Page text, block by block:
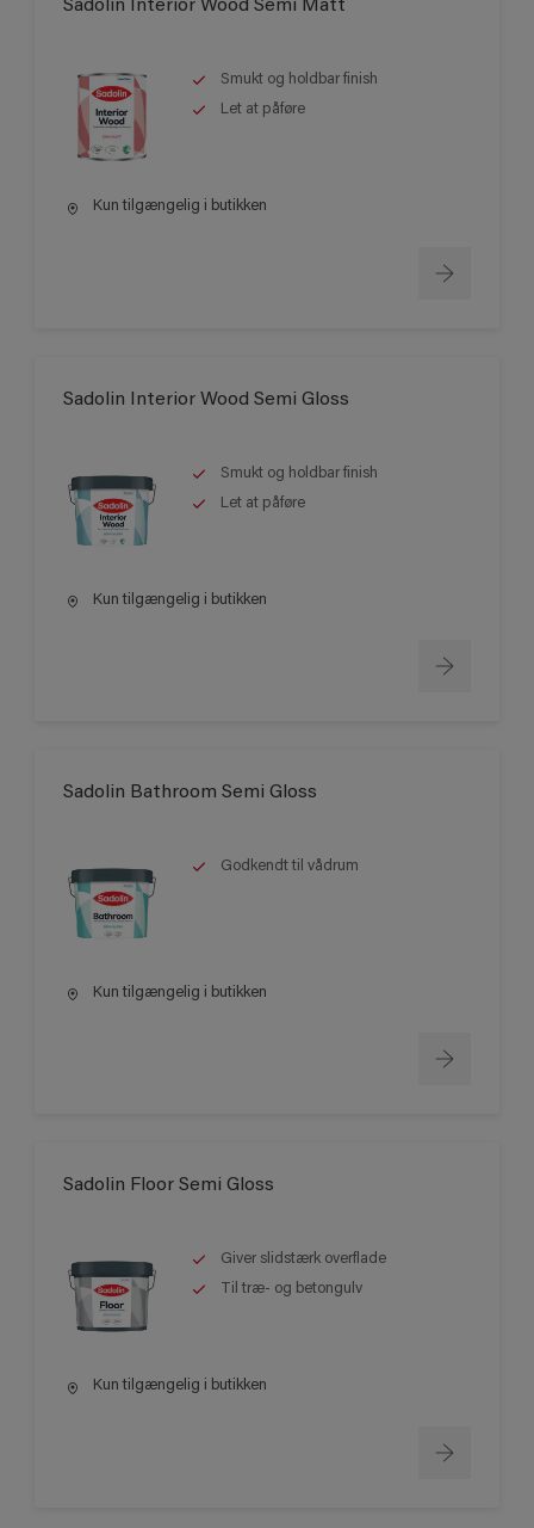
Sadolin Interior Wood Semi Matt
Smukt og holdbar finish
Let at påføre
Kun tilgængelig i butikken
Sadolin Interior Wood Semi Gloss
Smukt og holdbar finish
Let at påføre
Kun tilgængelig i butikken
Sadolin Bathroom Semi Gloss
Godkendt til vådrum
Kun tilgængelig i butikken
Sadolin Floor Semi Gloss
Giver slidstærk overflade
Til træ- og betongulv
Kun tilgængelig i butikken